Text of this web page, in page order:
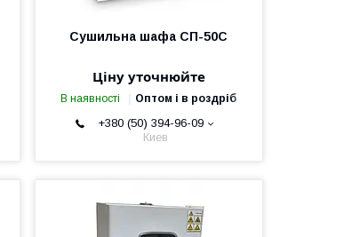
Сушильна шафа СП-50С
Ціну уточнюйте
В наявності Оптом і в роздріб
+380 (50) 394-96-09
Киев